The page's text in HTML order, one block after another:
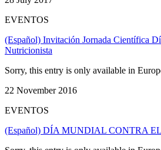
EVENTOS
(Español) Invitación Jornada Científica
Nutricionista
Sorry, this entry is only available in
22 November 2016
EVENTOS
(Español) DÍA MUNDIAL CONTRA